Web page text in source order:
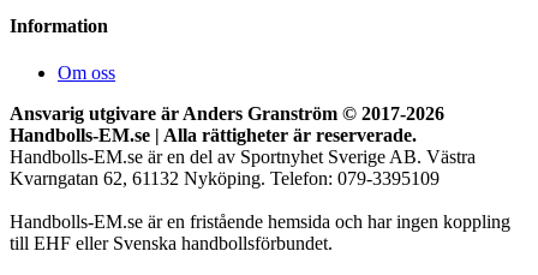
Information
Om oss
Ansvarig utgivare är Anders Granström © 2017-2026
Handbolls-EM.se | Alla rättigheter är reserverade.
Handbolls-EM.se är en del av Sportnyhet Sverige AB. Västra
Kvarngatan 62, 61132 Nyköping. Telefon: 079-3395109
Handbolls-EM.se är en fristående hemsida och har ingen koppling
till EHF eller Svenska handbollsförbundet.